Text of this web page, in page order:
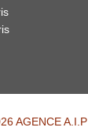
AGENCE A.I.P